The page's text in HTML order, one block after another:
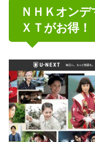
ＮＨＫオン
ＸＴがお得！